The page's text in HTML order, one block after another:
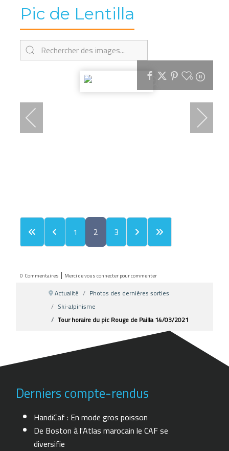
Pic de Lentilla
0
1 2 3
0 Commentaires | Merci de vous connecter pour commenter
Actualité
Photos des dernières sorties
Ski-alpinisme
Tour horaire du pic Rouge de Pailla 14/03/2021
Derniers compte-rendus
HandiCaf : En mode gros poisson
De Boston à l'Atlas marocain le CAF se
diversifie